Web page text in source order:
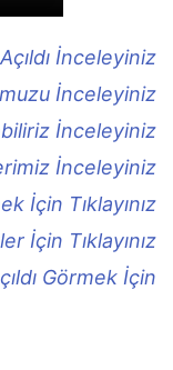
İnceleyiniz
İnceleyiniz
İnceleyiniz
İnceleyiniz
İçin Tıklayınız
İçin Tıklayınız
Görmek İçin